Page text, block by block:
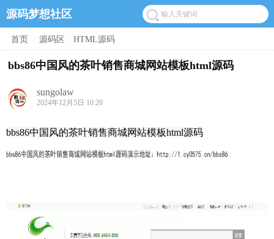
源码梦想社区
首页 源码区 HTML源码
bbs86中国风的茶叶销售商城网站模板html源码
sungolaw
2024年12月5日 10:20
bbs86中国风的茶叶销售商城网站模板html源码